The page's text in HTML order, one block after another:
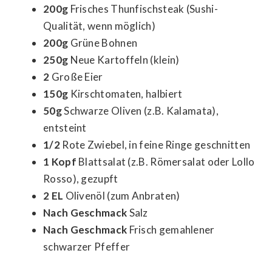
200g Frisches Thunfischsteak (Sushi-
Qualität, wenn möglich)
200g Grüne Bohnen
250g Neue Kartoffeln (klein)
2 Große Eier
150g Kirschtomaten, halbiert
50gSchwarze Oliven (z.B. Kalamata),
entsteint
1/2Rote Zwiebel, in feine Ringe geschnitten
1 Kopf Blattsalat (z.B. Römersalat oder Lollo
Rosso), gezupft
2 EL Olivenöl (zum Anbraten)
Nach GeschmackSalz
Nach Geschmack Frisch gemahlener
schwarzer Pfeffer